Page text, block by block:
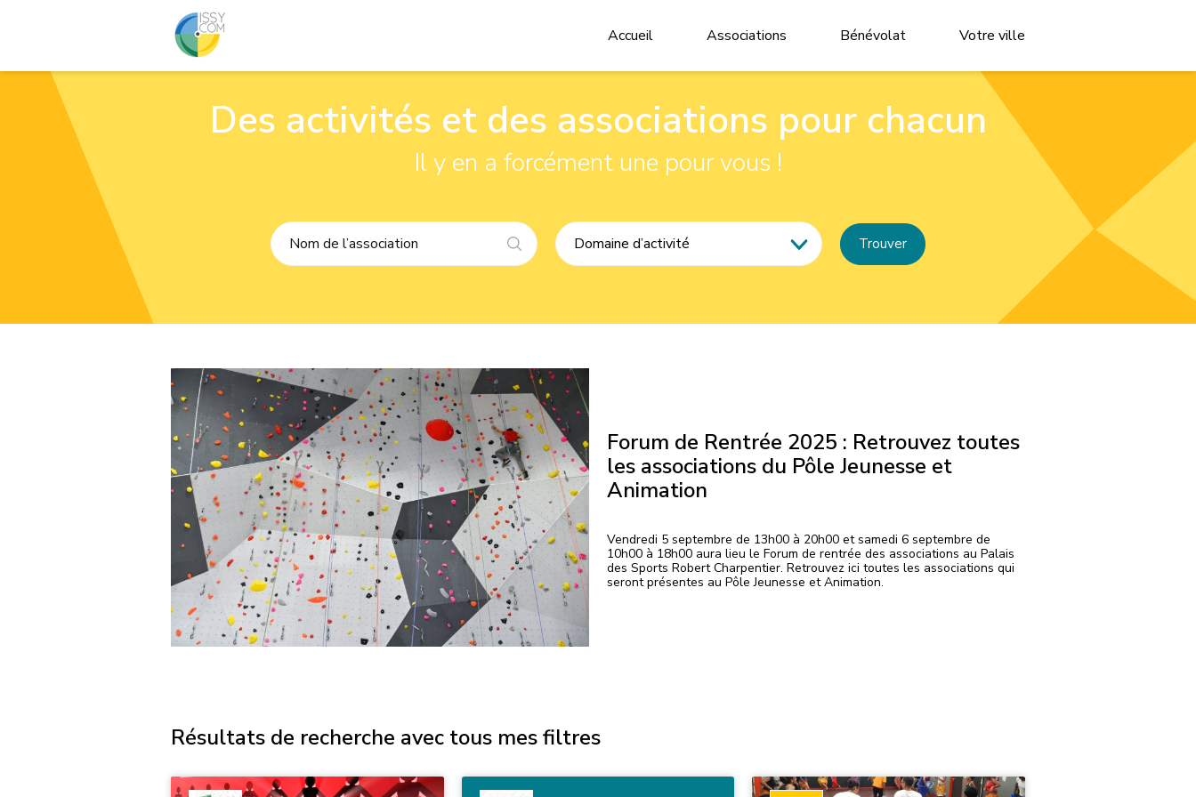
Accueil Associations Bénévolat Votre ville
Des activités et des associations pour chacun
Il y en a forcément une pour vous !
Domaine d’activité Trouver
Forum de Rentrée 2025 : Retrouvez toutes
les associations du Pôle Jeunesse et
Animation
Vendredi 5 septembre de 13h00 à 20h00 et samedi 6 septembre de
10h00 à 18h00 aura lieu le Forum de rentrée des associations au Palais
des Sports Robert Charpentier. Retrouvez ici toutes les associations qui
seront présentes au Pôle Jeunesse et Animation.
Résultats de recherche avec tous mes filtres